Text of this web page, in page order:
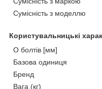
Сумісність з моделлю
Користувальницькі
O болтів [мм]
Базова одиниця
Бренд
Вага (кг)